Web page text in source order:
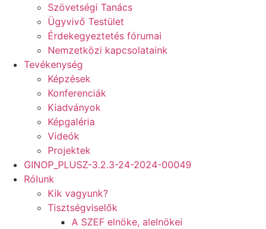
Szövetségi Tanács
Ügyvivő Testület
Érdekegyeztetés fórumai
Nemzetközi kapcsolataink
Tevékenység
Képzések
Konferenciák
Kiadványok
Képgaléria
Videók
Projektek
GINOP_PLUSZ-3.2.3-24-2024-00049
Rólunk
Kik vagyunk?
Tisztségviselők
A SZEF elnöke, alelnökei